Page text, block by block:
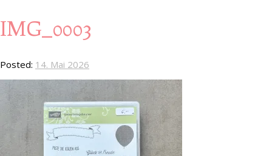
IMG_0003
Posted: 14. Mai 2026